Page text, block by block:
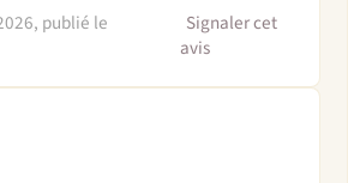
publié le
Signaler cet
avis